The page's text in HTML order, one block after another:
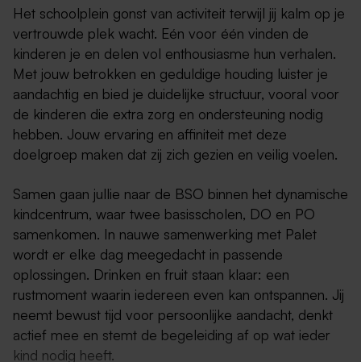
Het schoolplein gonst van activiteit terwijl jij kalm op je
vertrouwde plek wacht. Eén voor één vinden de
kinderen je en delen vol enthousiasme hun verhalen.
Met jouw betrokken en geduldige houding luister je
aandachtig en bied je duidelijke structuur, vooral voor
de kinderen die extra zorg en ondersteuning nodig
hebben. Jouw ervaring en affiniteit met deze
doelgroep maken dat zij zich gezien en veilig voelen.
Samen gaan jullie naar de BSO binnen het dynamische
kindcentrum, waar twee basisscholen, DO en PO
samenkomen. In nauwe samenwerking met Palet
wordt er elke dag meegedacht in passende
oplossingen. Drinken en fruit staan klaar: een
rustmoment waarin iedereen even kan ontspannen. Jij
neemt bewust tijd voor persoonlijke aandacht, denkt
actief mee en stemt de begeleiding af op wat ieder
kind nodig heeft.